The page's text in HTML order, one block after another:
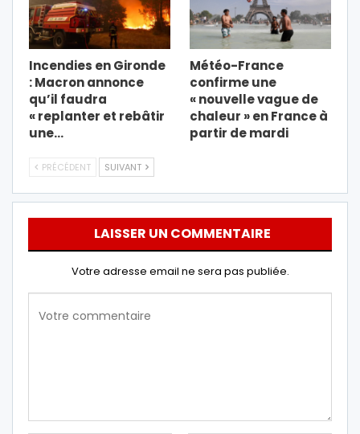
Incendies en Gironde
: Macron annonce
qu’il faudra
« replanter et rebâtir
une…
Météo-France
confirme une
« nouvelle vague de
chaleur » en France à
partir de mardi
PRÉCÉDENT SUIVANT
LAISSER UN COMMENTAIRE
Votre adresse email ne sera pas publiée.